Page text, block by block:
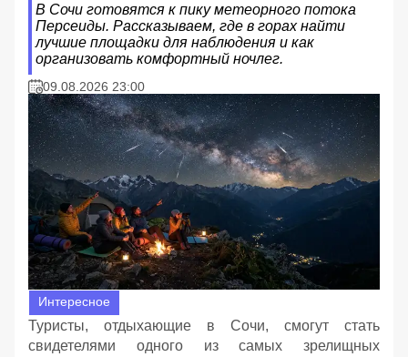
В Сочи готовятся к пику метеорного потока
Персеиды. Рассказываем, где в горах найти
лучшие площадки для наблюдения и как
организовать комфортный ночлег.
09.08.2026 23:00
Интересное
Туристы, отдыхающие в Сочи, смогут стать
свидетелями одного из самых зрелищных